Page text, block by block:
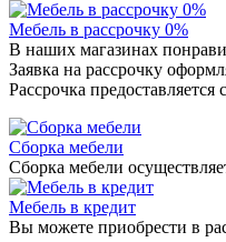
Мебель в рассрочку 0%
В наших магазинах
Заявка на рассрочку
Рассрочка
Сборка мебели
Сборка мебели
Мебель в кредит
Вы можете приобрести в